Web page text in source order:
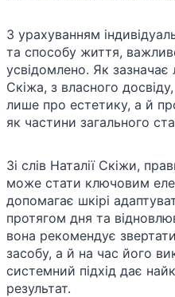
З урахуванням
та способу життя,
усвідомлено. Як зазначає
Скіжа, з власного
лише про естетику, а й
як частини загального
Зі слів Наталії Скіжи,
може стати ключовим
допомагає шкірі
протягом дня та
вона рекомендує
засобу, а й на час його
системний підхід дає
результат.